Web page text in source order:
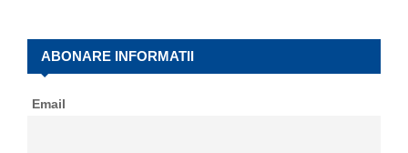
f
E
A
ABONARE INFORMATII
Email